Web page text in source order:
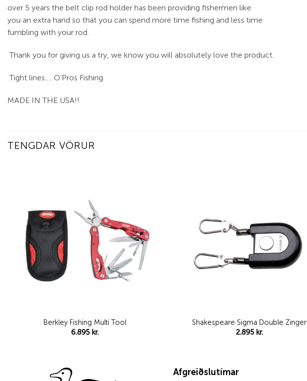
over 5 years the belt clip rod holder has been providing fishermen like
you an extra hand so that you can spend more time fishing and less time
fumbling with your rod.
Thank you for giving us a try, we know you will absolutely love the product.
Tight lines…. O’Pros Fishing
MADE IN THE USA!!
TENGDAR VÖRUR
Berkley Fishing Multi Tool
6.895 kr.
Shakespeare Sigma Double Zinger
2.895 kr.
Afgreiðslutímar